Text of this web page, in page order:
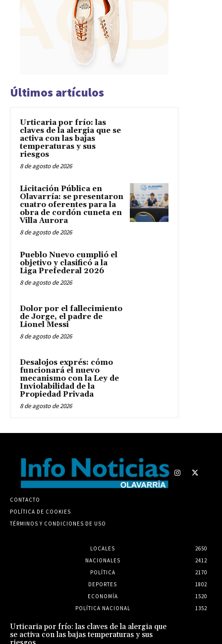
Últimos artículos
Urticaria por frío: las
claves de la alergia que se
activa con las bajas
temperaturas y sus
riesgos
8 de agosto de 2026
Licitación Pública en
Olavarría: se presentaron
cuatro oferentes para la
obra de cordón cuneta en
Villa Aurora
8 de agosto de 2026
Pueblo Nuevo cumplió el
objetivo y clasificó a la
Liga Prefederal 2026
8 de agosto de 2026
Dolor por el fallecimiento
de Jorge, el padre de
Lionel Messi
8 de agosto de 2026
Desalojos exprés: cómo
funcionará el nuevo
mecanismo con la Ley de
Inviolabilidad de la
Propiedad Privada
8 de agosto de 2026
CONTACTO
POLÍTICA DE COOKIES
TÉRMINOS Y CONDICIONES DE USO
LOCALES
2650
NACIONALES
2412
POLÍTICA
2170
DEPORTES
1802
ECONOMÍA
1520
POLÍTICA NACIONAL
1352
Urticaria por frío: las claves de la alergia que
se activa con las bajas temperaturas y sus